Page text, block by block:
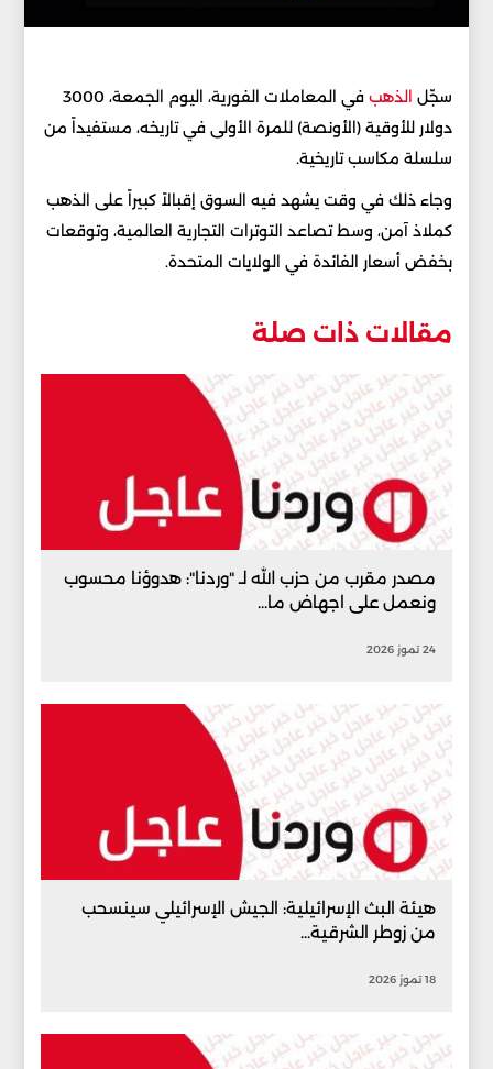
سجّل الذهب
في المعاملات الفورية، اليوم الجمعة، 3000
دولار للأوقية (الأونصة) للمرة الأولى في تاريخه، مستفيداً من
سلسلة مكاسب تاريخية.
وجاء ذلك في وقت يشهد فيه السوق إقبالاً كبيراً على الذهب
كملاذ آمن، وسط تصاعد التوترات التجارية العالمية، وتوقعات
بخفض أسعار الفائدة في الولايات المتحدة.
مقالات ذات صلة
مصدر مقرب من حزب الله لـ "وردنا": هدوؤنا محسوب
ونعمل على اجهاض ما...
24 تموز 2026
هيئة البث الإسرائيلية: الجيش الإسرائيلي سينسحب
من زوطر الشرقية...
18 تموز 2026